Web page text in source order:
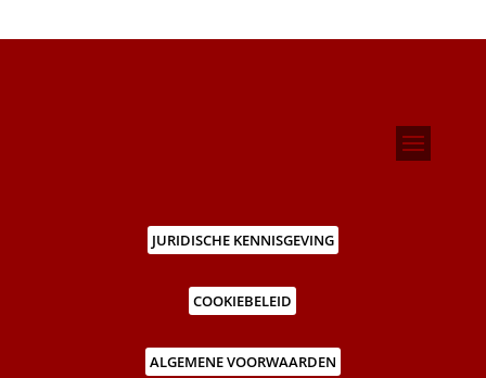
JURIDISCHE KENNISGEVING
COOKIEBELEID
ALGEMENE VOORWAARDEN